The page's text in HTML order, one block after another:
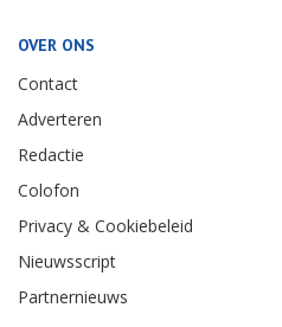
OVER ONS
Contact
Adverteren
Redactie
Colofon
Privacy & Cookiebeleid
Nieuwsscript
Partnernieuws